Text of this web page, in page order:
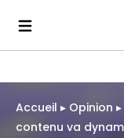
Accueil ▸ Opinion ▸
contenu va